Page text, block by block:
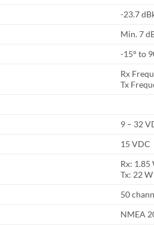
-23.7
Min. 7
-15° to
Rx
Tx
9 – 32
15 VDC
Rx: 1.85
Tx: 22
50
NMEA